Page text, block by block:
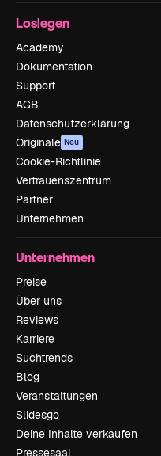
Loslegen
Academy
Dokumentation
Support
AGB
Datenschutzerklärung
Originale Neu
Cookie-Richtlinie
Vertrauenszentrum
Partner
Unternehmen
Unternehmen
Preise
Über uns
Reviews
Karriere
Suchtrends
Blog
Veranstaltungen
Slidesgo
Deine Inhalte verkaufen
Pressesaal